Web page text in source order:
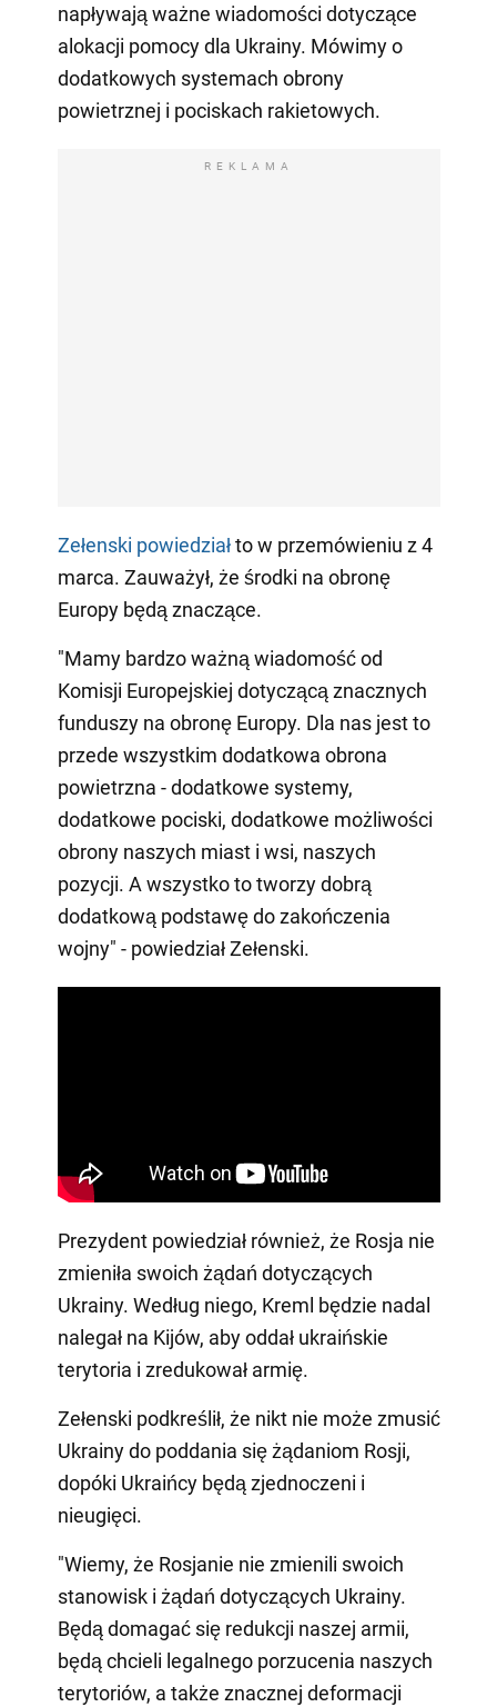
napływają ważne wiadomości dotyczące
alokacji pomocy dla Ukrainy. Mówimy o
dodatkowych systemach obrony
powietrznej i pociskach rakietowych.
REKLAMA
Zełenski powiedziałto w przemówieniu z 4
marca. Zauważył, że środki na obronę
Europy będą znaczące.
"Mamy bardzo ważną wiadomość od
Komisji Europejskiej dotyczącą znacznych
funduszy na obronę Europy. Dla nas jest to
przede wszystkim dodatkowa obrona
powietrzna - dodatkowe systemy,
dodatkowe pociski, dodatkowe możliwości
obrony naszych miast i wsi, naszych
pozycji. A wszystko to tworzy dobrą
dodatkową podstawę do zakończenia
wojny" - powiedział Zełenski.
Prezydent powiedział również, że Rosja nie
zmieniła swoich żądań dotyczących
Ukrainy. Według niego, Kreml będzie nadal
nalegał na Kijów, aby oddał ukraińskie
terytoria i zredukował armię.
Zełenski podkreślił, że nikt nie może zmusić
Ukrainy do poddania się żądaniom Rosji,
dopóki Ukraińcy będą zjednoczeni i
nieugięci.
"Wiemy, że Rosjanie nie zmienili swoich
stanowisk i żądań dotyczących Ukrainy.
Będą domagać się redukcji naszej armii,
będą chcieli legalnego porzucenia naszych
terytoriów, a także znacznej deformacji